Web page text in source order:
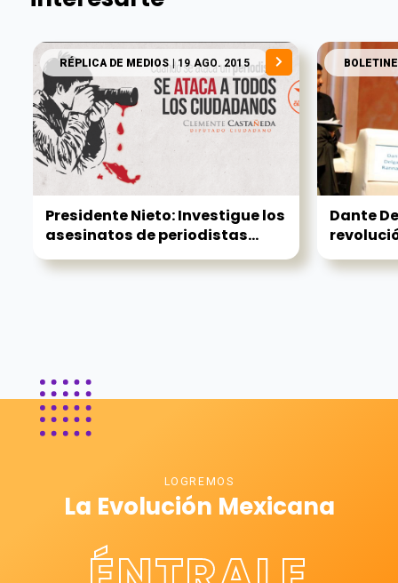
RÉPLICA DE MEDIOS| 19 AGO. 2015
Presidente Nieto: Investigue los
asesinatos de periodistas...
Dante
LOGREMOS
La Evolución Mexicana